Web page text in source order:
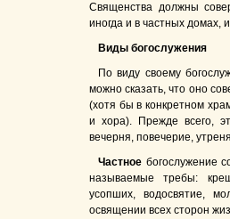
Священства должны
иногда и в частных домах,
Виды богослужения
По виду своему
можно сказать, что оно
(хотя бы в конкретном
и хора). Прежде всего,
вечерня, повечерие,
Частное богослужение
называемые требы:
усопших, водосвятие,
освящении всех сторон